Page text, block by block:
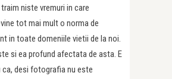
niste vremuri in care
tot mai mult o norma de
in toate domeniile vietii de la noi.
si ea profund afectata de asta. E
ca, desi fotografia nu este